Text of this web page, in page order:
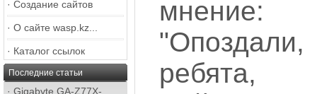
· Создание сайтов
· О сайте wasp.kz...
· Каталог ссылок
Последние статьи
· Gigabyte GA-Z77X-
мнение:
"Опоздали,
ребята,